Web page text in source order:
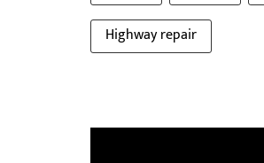
Highway repair